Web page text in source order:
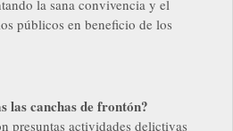
la sana convivencia y el
públicos en beneficio de los
las canchas de frontón?
presuntas actividades delictivas